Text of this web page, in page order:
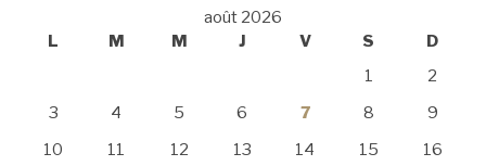
août 2026
L
M M J V S
D
1
2
3
4 5 6 7 8
9
10
11 12 13 14 15
16